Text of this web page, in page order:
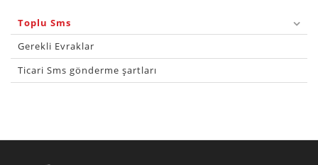
Toplu Sms
Gerekli Evraklar
Ticari Sms gönderme şartları